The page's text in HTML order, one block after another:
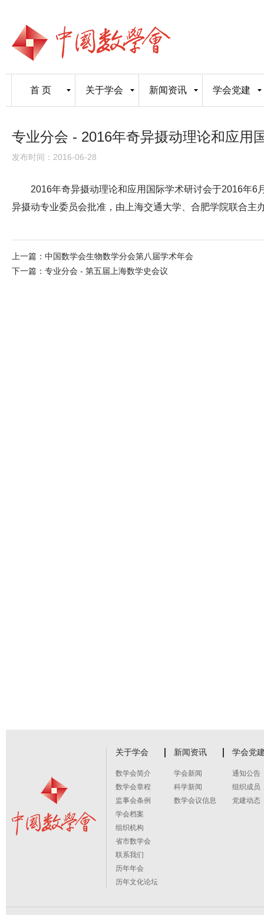
首 页 关于学会 新闻资讯 学会党建
专业分会 - 2016年奇异摄动理论和应用
发布时间：2016-06-28
2016年奇异摄动理论和应用国际学术研讨会于2016年
异摄动专业委员会批准，由上海交通大学、合肥学院联合主
上一篇： 中国数学会生物数学分会第八届学术年会
下一篇： 专业分会 - 第五届上海数学史会议
关于学会
数学会简介
数学会章程
监事会条例
学会档案
组织机构
省市数学会
联系我们
历年年会
历年文化论坛
新闻资讯
学会新闻
科学新闻
数学会议信息
学会党
通知公告
组织成员
党建动态